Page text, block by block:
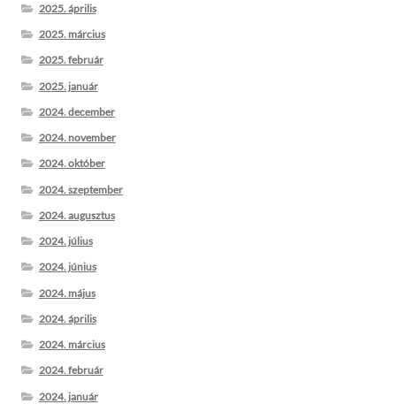
2025. április
2025. március
2025. február
2025. január
2024. december
2024. november
2024. október
2024. szeptember
2024. augusztus
2024. július
2024. június
2024. május
2024. április
2024. március
2024. február
2024. január